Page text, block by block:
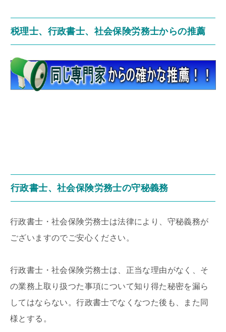
税理士、行政書士、社会保険労務士からの推薦
行政書士、社会保険労務士の守秘義務
行政書士・社会保険労務士は法律により、守秘義務が
ございますのでご安心ください。
行政書士・社会保険労務士は、正当な理由がなく、そ
の業務上取り扱つた事項について知り得た秘密を漏ら
してはならない。行政書士でなくなつた後も、また同
様とする。